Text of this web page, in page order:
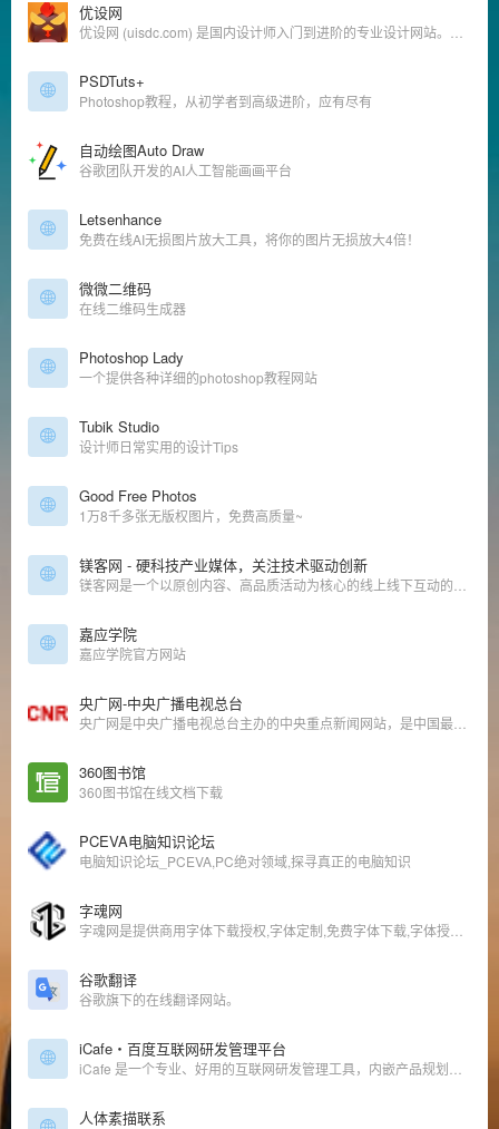
优设网
PSDTuts+
Photoshop教程，从初学者到高级进阶，应有尽有
自动绘图Auto Draw
谷歌团队开发的AI人工智能画画平台
Letsenhance
免费在线AI无损图片放大工具，将你的图片无损放大4倍！
微微二维码
在线二维码生成器
Photoshop Lady
一个提供各种详细的photoshop教程网站
Tubik Studio
设计师日常实用的设计Tips
Good Free Photos
1万8千多张无版权图片，免费高质量~
镁客网 - 硬科技产业媒体，关注技术驱动创新
嘉应学院
嘉应学院官方网站
央广网-中央广播电视总台
360图书馆
360图书馆在线文档下载
PCEVA电脑知识论坛
电脑知识论坛_PCEVA,PC绝对领域,探寻真正的电脑知识
字魂网
谷歌翻译
谷歌旗下的在线翻译网站。
iCafe・百度互联网研发管理平台
人体素描联系